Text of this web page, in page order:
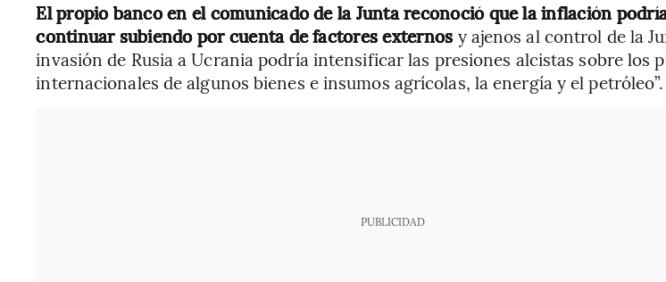
El propio banco en el comunicado de la Junta reconoció que la inflación
continuar subiendo por cuenta de factores externos y ajenos al control de la
invasión de Rusia a Ucrania podría intensificar las presiones alcistas sobre los
internacionales de algunos bienes e insumos agrícolas, la energía y el petróleo”.
PUBLICIDAD